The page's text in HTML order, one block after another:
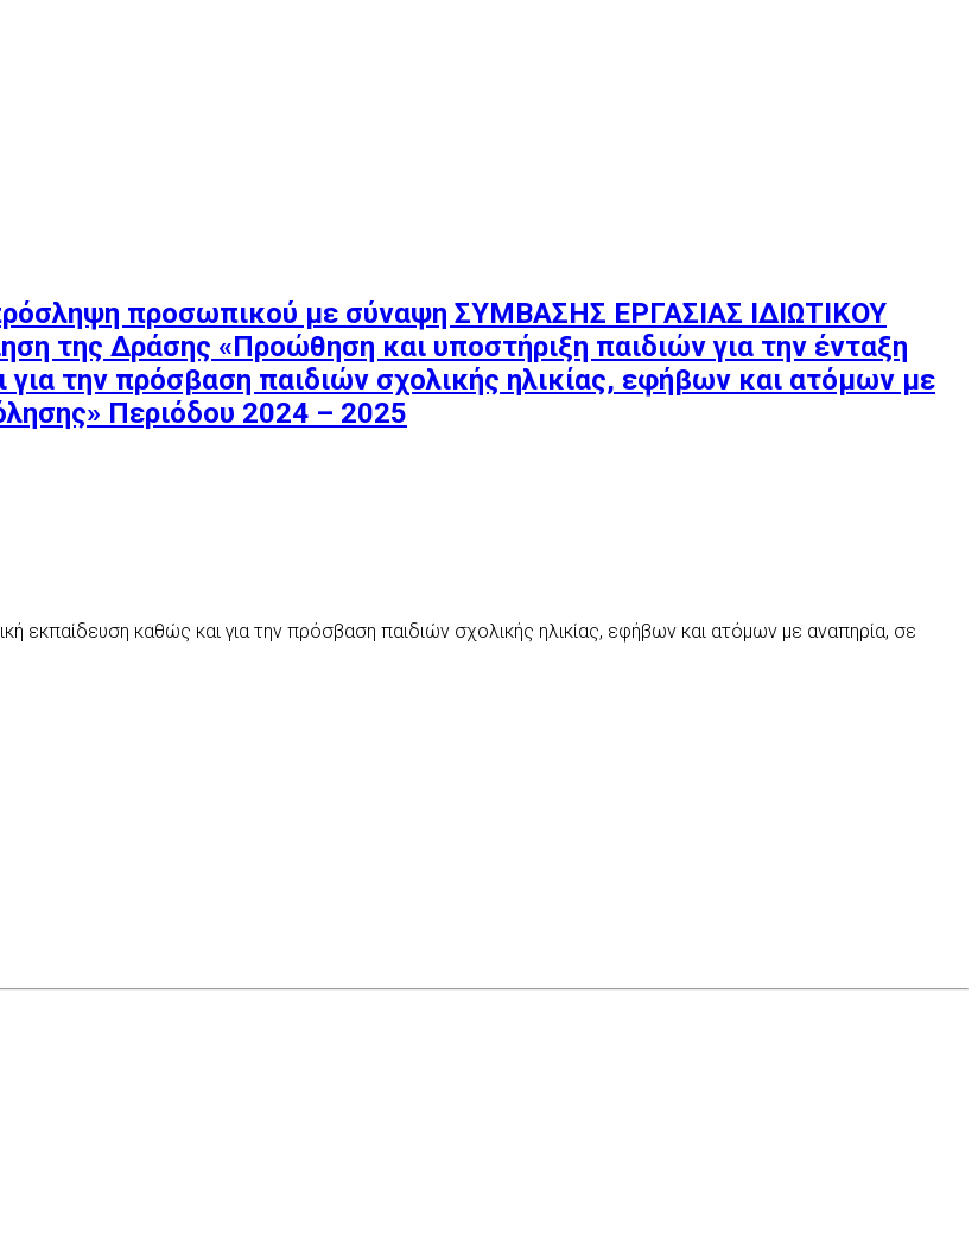
προσωπικού με σύναψη ΣΥΜΒΑΣΗΣ ΕΡΓΑΣΙΑΣ ΙΔΙΩΤΙΚΟΥ
της Δράσης «Προώθηση και υποστήριξη παιδιών για την ένταξη
την πρόσβαση παιδιών σχολικής ηλικίας, εφήβων και ατόμων με
Περιόδου 2024 – 2025
εκπαίδευση καθώς και για την πρόσβαση παιδιών σχολικής ηλικίας, εφήβων και ατόμων με αναπηρία, σε